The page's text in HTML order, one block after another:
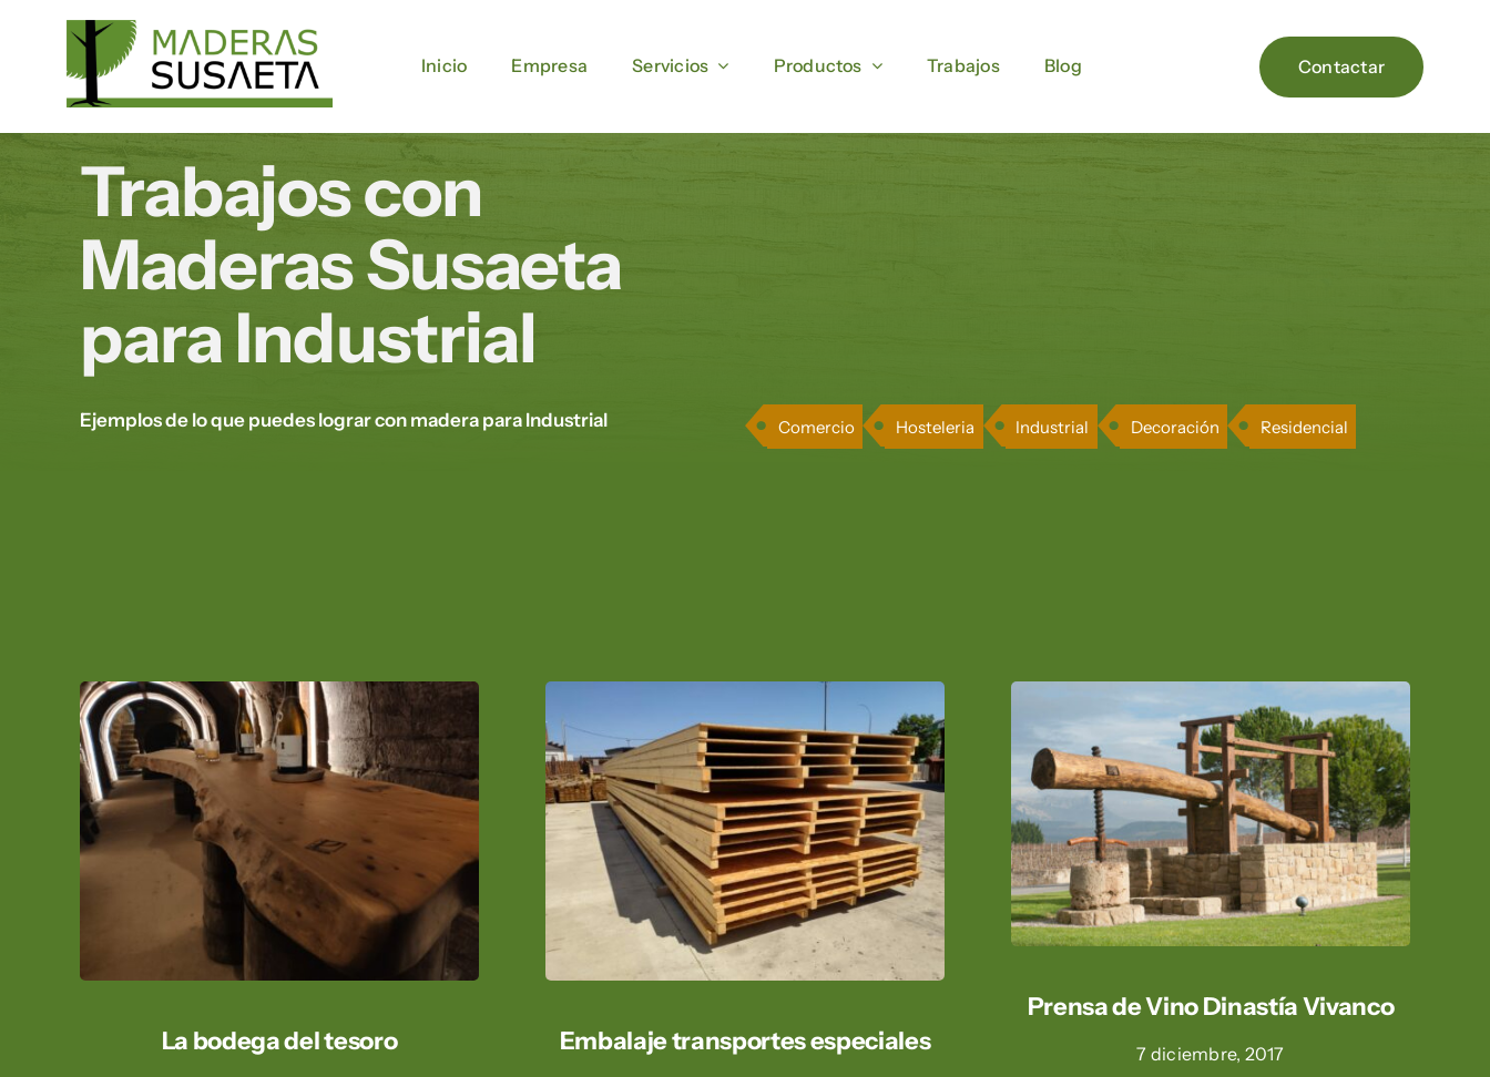
contenido
Inicio Empresa Servicios Productos Trabajos Blog Contactar
Inicio Empresa Servicios Productos Trabajos Blog Contactar
Trabajos con
Maderas Susaeta
para Industrial
Ejemplos de lo que puedes lograr con madera para Industrial Comercio Hosteleria Industrial Decoración Residencial
La bodega del tesoro Embalaje transportes especiales
Prensa de Vino Dinastía Vivanco
7 diciembre, 2017